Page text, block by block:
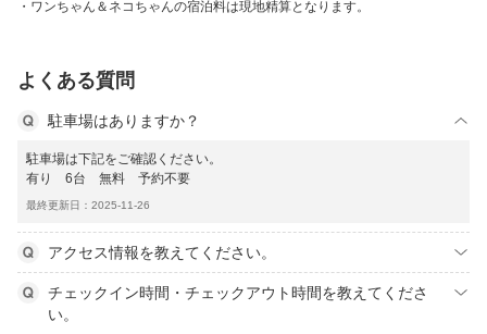
ワンちゃん＆ネコちゃんの宿泊料は現地精算となります。
よくある質問
駐車場はありますか？
駐車場は下記をご確認ください。
有り 6台 無料 予約不要
最終更新日：2025-11-26
アクセス情報を教えてください。
チェックイン時間・チェックアウト時間を教えてくださ
い。